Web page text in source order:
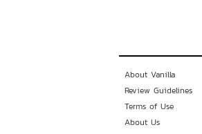
About Vanilla
Review Guidelines
Terms of Use
About Us